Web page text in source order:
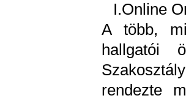
I.Online
A több,
hallgatói
rendezte